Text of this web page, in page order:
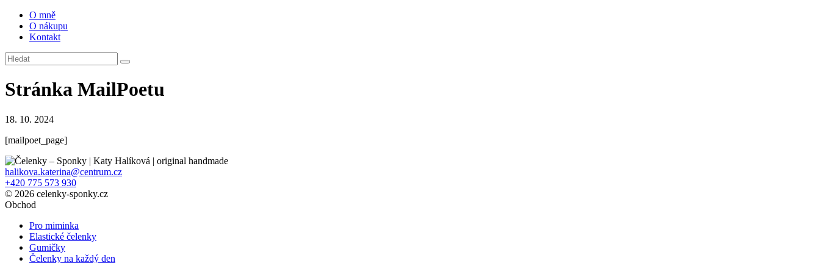
O mně
O nákupu
Kontakt
Stránka MailPoetu
18. 10. 2024
[mailpoet_page]
halikova.katerina@centrum.cz
+420 775 573 930
© 2026 celenky-sponky.cz
Obchod
Pro miminka
Elastické čelenky
Gumičky
Čelenky na každý den